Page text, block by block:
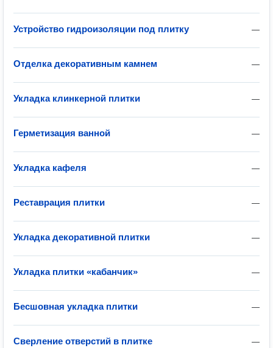
—
Устройство гидроизоляции под плитку
—
Отделка декоративным камнем
—
Укладка клинкерной плитки
—
Герметизация ванной
—
Укладка кафеля
—
Реставрация плитки
—
Укладка декоративной плитки
—
Укладка плитки «кабанчик»
—
Бесшовная укладка плитки
—
Сверление отверстий в плитке